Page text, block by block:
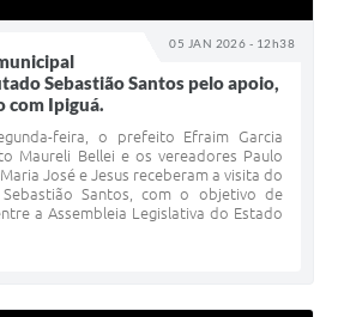
05 JAN 2026 - 12h38
Sebastião Santos pelo apoio,
com Ipiguá.
feira, o prefeito Efraim Garcia
Maureli Bellei e os vereadores Paulo
José e Jesus receberam a visita do
Santos, com o objetivo de
a Assembleia Legislativa do Estado